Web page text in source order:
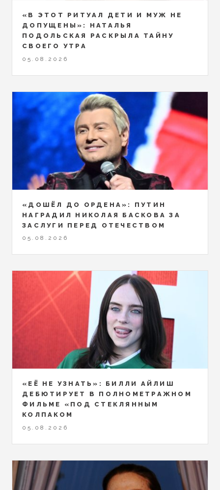
«В ЭТОТ РИТУАЛ ДЕТИ И МУЖ НЕ
ДОПУЩЕНЫ»: НАТАЛЬЯ
ПОДОЛЬСКАЯ РАСКРЫЛА ТАЙНУ
СВОЕГО УТРА
05.08.2026
«ДОШЁЛ ДО ОРДЕНА»: ПУТИН
НАГРАДИЛ НИКОЛАЯ БАСКОВА ЗА
ЗАСЛУГИ ПЕРЕД ОТЕЧЕСТВОМ
05.08.2026
«ЕЁ НЕ УЗНАТЬ»: БИЛЛИ АЙЛИШ
ДЕБЮТИРУЕТ В ПОЛНОМЕТРАЖНОМ
ФИЛЬМЕ «ПОД СТЕКЛЯННЫМ
КОЛПАКОМ
05.08.2026